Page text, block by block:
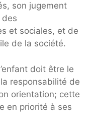
son jugement
des
et sociales, et de
de la société.
doit être le
responsabilité de
orientation; cette
en priorité à ses